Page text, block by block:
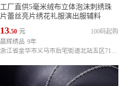
工厂直供5毫米绒布立体泡沫刺绣珠
片蕾丝亮片绣花礼服演出服辅料
13.50 元
100码起购
晨辉绣品 9年
浙江省金华市义乌市后宅街道北站五区71幢一单元1-5楼